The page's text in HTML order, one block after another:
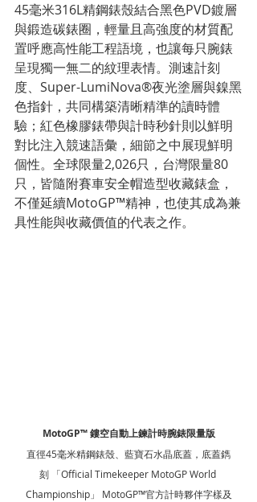
45毫米316L精鋼錶殼結合黑色PVD鍍層
與鍛造碳錶圈，輕量且高強度的材質配
置呼應高性能工程語境，也讓每只腕錶
呈現獨一無二的紋理表情。測速計刻
度、Super-LumiNova®夜光塗層與鎳黑
色指針，共同構築清晰精準的讀時體
驗；紅色橡膠錶帶與計時秒針則以鮮明
對比注入競速語彙，細節之中展現鮮明
個性。全球限量2,026只，台灣限量80
只，皆隨附賽車安全帽造型收藏錶盒，
不僅延續MotoGP™精神，也使其成為兼
具性能與收藏價值的代表之作。
MotoGP™ 鏤空自動上鍊計時腕錶限量版
直徑45毫米精鋼錶殼、藍寶石水晶底蓋，底蓋鐫
刻 「Official Timekeeper MotoGP World
Championship」 MotoGP™官方計時夥伴字樣及